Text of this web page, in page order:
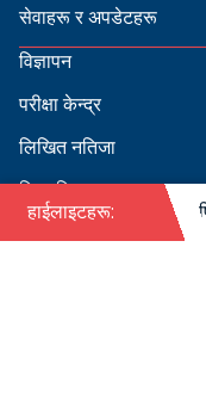
सेवाहरू र अपडेटहरू
विज्ञापन
परीक्षा केन्द्र
लिखित नतिजा
सिफारिस
हाईलाइटहरू:
को पदपूर्ति सम्बन्धी